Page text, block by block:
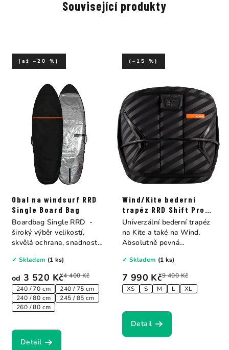
Související produkty
Obal na windsurf RRD
Single Board Bag
od 3 520 Kč4 400 Kč
(až –20 %)
240 / 70 cm
240 / 75 cm
240 / 80 cm
245 / 85 cm
260 / 80 cm
✓ Skladem (1 ks)
Detail
Boardbag Single RRD -
široký výběr velikostí,
skvělá ochrana, snadnost
Wind/Kite bederní
trapéz RRD Shift Pro
Y27
7 990 Kč9 400 Kč
(–15 %)
XS S M L XL
✓ Skladem (1 ks)
Detail
Univerzální bederní trapéz
na Kite a také na Wind.
Absolutně pevná